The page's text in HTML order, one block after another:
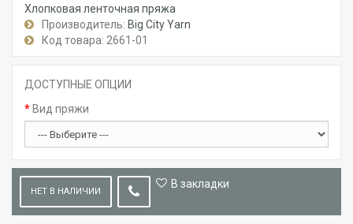
Хлопковая ленточная пряжа
Производитель: Big City Yarn
Код товара: 2661-01
ДОСТУПНЫЕ ОПЦИИ
Вид пряжи
НЕТ В НАЛИЧИИ
В закладки